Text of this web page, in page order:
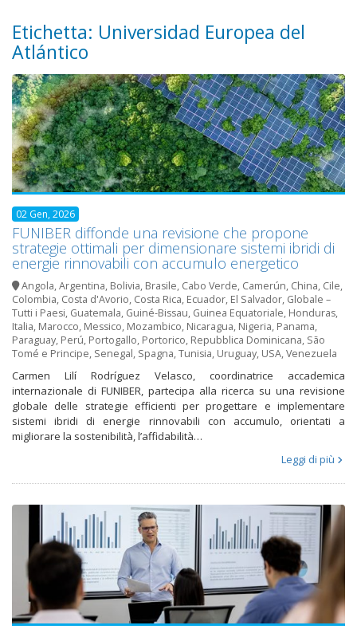
Etichetta: Universidad Europea del
Atlántico
02 Gen, 2026
FUNIBER diffonde una revisione che propone
strategie ottimali per dimensionare sistemi ibridi di
energie rinnovabili con accumulo energetico
Angola,Argentina, Bolivia, Brasile, Cabo Verde, Camerún, China, Cile,
Colombia, Costa d'Avorio, Costa Rica, Ecuador, El Salvador, Globale –
Tutti i Paesi, Guatemala, Guiné-Bissau, Guinea Equatoriale, Honduras,
Italia, Marocco, Messico, Mozambico, Nicaragua, Nigeria, Panama,
Paraguay, Perú, Portogallo, Portorico, Repubblica Dominicana, São
Tomé e Principe, Senegal, Spagna,Tunisia, Uruguay, USA,Venezuela
Carmen Lilí Rodríguez Velasco, coordinatrice accademica
internazionale di FUNIBER, partecipa alla ricerca su una revisione
globale delle strategie efficienti per progettare e implementare
sistemi ibridi di energie rinnovabili con accumulo, orientati a
migliorare la sostenibilità, l’affidabilità…
Leggi di più